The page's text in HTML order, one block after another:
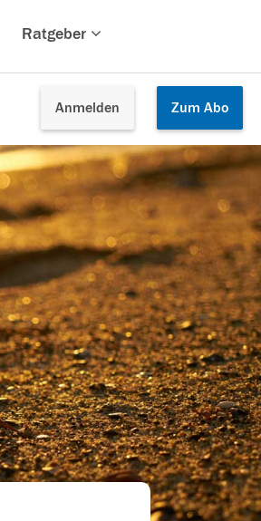
Ratgeber
Anmelden Zum Abo